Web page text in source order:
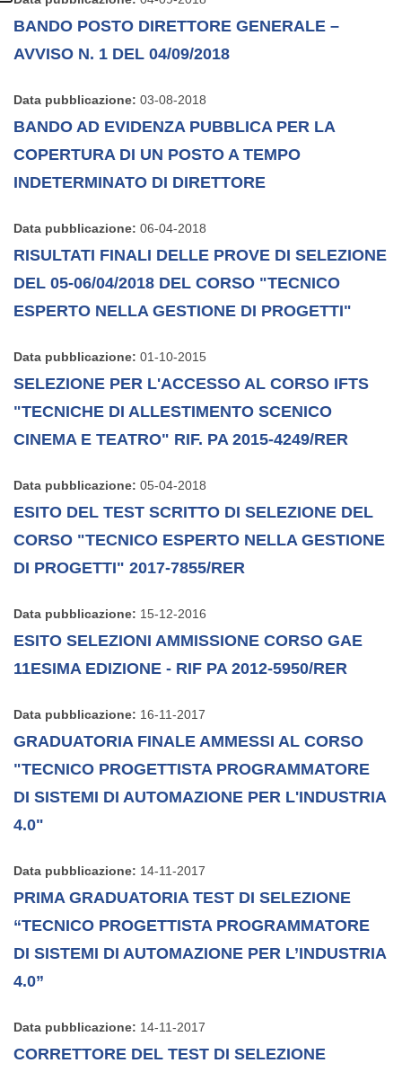
BANDO POSTO DIRETTORE GENERALE –
AVVISO N. 1 DEL 04/09/2018
Data pubblicazione: 03-08-2018
BANDO AD EVIDENZA PUBBLICA PER LA
COPERTURA DI UN POSTO A TEMPO
INDETERMINATO DI DIRETTORE
Data pubblicazione: 06-04-2018
RISULTATI FINALI DELLE PROVE DI SELEZIONE
DEL 05-06/04/2018 DEL CORSO "TECNICO
ESPERTO NELLA GESTIONE DI PROGETTI"
Data pubblicazione: 01-10-2015
SELEZIONE PER L'ACCESSO AL CORSO IFTS
"TECNICHE DI ALLESTIMENTO SCENICO
CINEMA E TEATRO" RIF. PA 2015-4249/RER
Data pubblicazione: 05-04-2018
ESITO DEL TEST SCRITTO DI SELEZIONE DEL
CORSO "TECNICO ESPERTO NELLA GESTIONE
DI PROGETTI" 2017-7855/RER
Data pubblicazione: 15-12-2016
ESITO SELEZIONI AMMISSIONE CORSO GAE
11ESIMA EDIZIONE - RIF PA 2012-5950/RER
Data pubblicazione: 16-11-2017
GRADUATORIA FINALE AMMESSI AL CORSO
"TECNICO PROGETTISTA PROGRAMMATORE
DI SISTEMI DI AUTOMAZIONE PER L'INDUSTRIA
4.0"
Data pubblicazione: 14-11-2017
PRIMA GRADUATORIA TEST DI SELEZIONE
“TECNICO PROGETTISTA PROGRAMMATORE
DI SISTEMI DI AUTOMAZIONE PER L’INDUSTRIA
4.0”
Data pubblicazione: 14-11-2017
CORRETTORE DEL TEST DI SELEZIONE